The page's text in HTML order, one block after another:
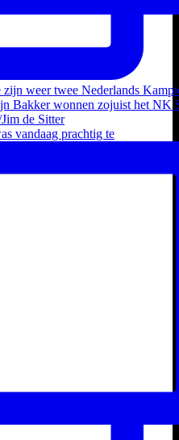
vandaag prachtig te